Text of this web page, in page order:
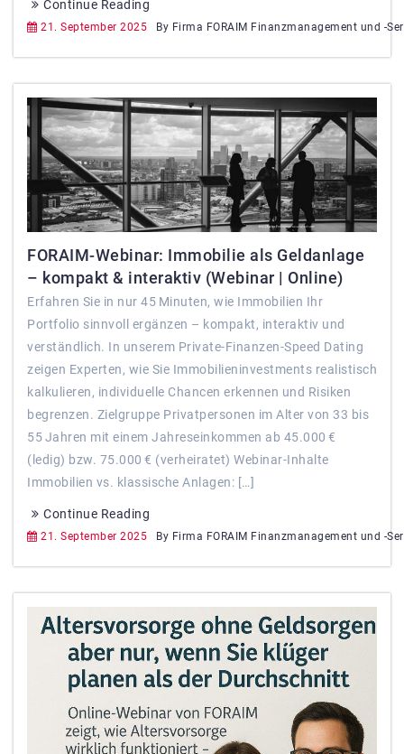
Continue Reading
21. September 2025 By Firma FORAIM Finanzmanagement und -
FORAIM-Webinar: Immobilie als Geldanlage
– kompakt & interaktiv (Webinar | Online)
Erfahren Sie in nur 45 Minuten, wie Immobilien Ihr
Portfolio sinnvoll ergänzen – kompakt, interaktiv und
verständlich. In unserem Private-Finanzen-Speed Dating
zeigen Experten, wie Sie Immobilieninvestments realistisch
kalkulieren, individuelle Chancen erkennen und Risiken
begrenzen. Zielgruppe Privatpersonen im Alter von 33 bis
55 Jahren mit einem Jahres­einkommen ab 45.000 €
(ledig) bzw. 75.000 € (verheiratet) Webinar‑Inhalte
Immobilien vs. klassische Anlagen: […]
Continue Reading
21. September 2025 By Firma FORAIM Finanzmanagement und -